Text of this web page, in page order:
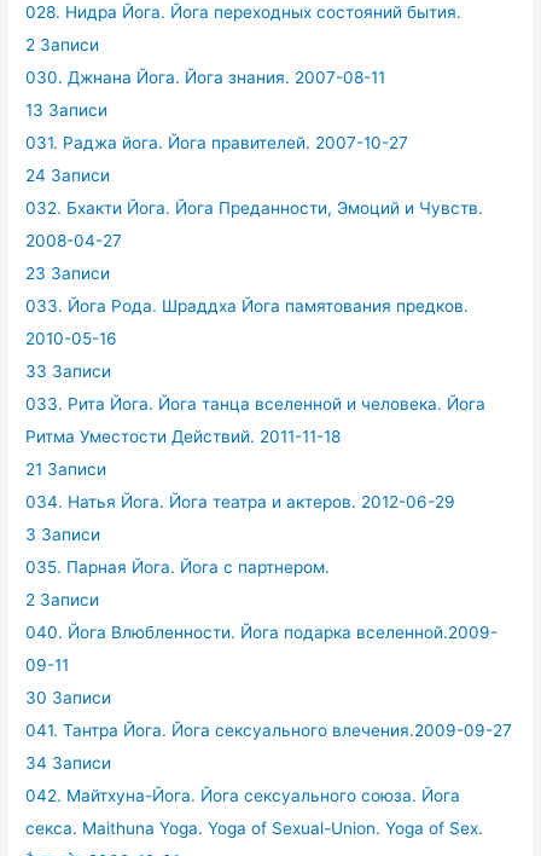
028. Нидра Йога. Йога переходных состояний бытия.
2 Записи
030. Джнана Йога. Йога знания. 2007-08-11
13 Записи
031. Раджа йога. Йога правителей. 2007-10-27
24 Записи
032. Бхакти Йога. Йога Преданности, Эмоций и Чувств.
2008-04-27
23 Записи
033. Йога Рода. Шраддха Йога памятования предков.
2010-05-16
33 Записи
033. Рита Йога. Йога танца вселенной и человека. Йога
Ритма Уместости Действий. 2011-11-18
21 Записи
034. Натья Йога. Йога театра и актеров. 2012-06-29
3 Записи
035. Парная Йога. Йога с партнером.
2 Записи
040. Йога Влюбленности. Йога подарка вселенной.2009-
09-11
30 Записи
041. Тантра Йога. Йога сексуального влечения.2009-09-27
34 Записи
042. Майтхуна-Йога. Йога сексуального союза. Йога
секса. Maithuna Yoga. Yoga of Sexual-Union. Yoga of Sex.